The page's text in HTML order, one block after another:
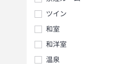
ツイン
和室
和洋室
温泉